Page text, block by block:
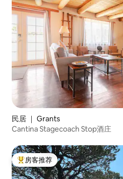
民居 ｜ Grants
Cantina Stagecoach Stop酒庄
热门「房客推荐」
房客推荐